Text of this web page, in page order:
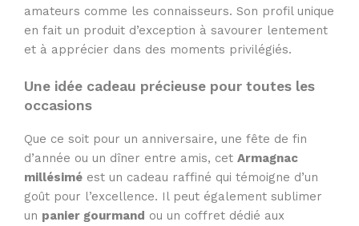
amateurs comme les connaisseurs. Son profil unique
en fait un produit d’exception à savourer lentement
et à apprécier dans des moments privilégiés.
Une idée cadeau précieuse pour toutes les
occasions
Que ce soit pour un anniversaire, une fête de fin
d’année ou un dîner entre amis, cet Armagnac
millésimé est un cadeau raffiné qui témoigne d’un
goût pour l’excellence. Il peut également sublimer
un panier gourmand ou un coffret dédié aux